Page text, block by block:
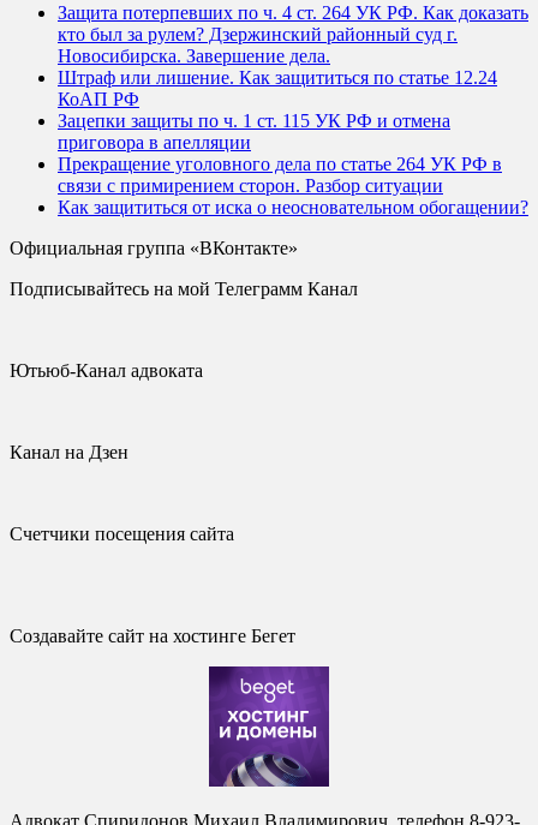
Защита потерпевших по ч. 4 ст. 264 УК РФ. Как доказать
кто был за рулем? Дзержинский районный суд г.
Новосибирска. Завершение дела.
Штраф или лишение. Как защититься по статье 12.24
КоАП РФ
Зацепки защиты по ч. 1 ст. 115 УК РФ и отмена
приговора в апелляции
Прекращение уголовного дела по статье 264 УК РФ в
связи с примирением сторон. Разбор ситуации
Как защититься от иска о неосновательном обогащении?
Официальная группа «ВКонтакте»
Подписывайтесь на мой Телеграмм Канал
Ютьюб-Канал адвоката
Канал на Дзен
Счетчики посещения сайта
Создавайте сайт на хостинге Бегет
Адвокат Спиридонов Михаил Владимирович, телефон 8-923-